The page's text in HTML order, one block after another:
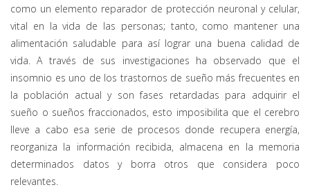
como un elemento reparador de protección neuronal y celular,
vital en la vida de las personas; tanto, como mantener una
alimentación saludable para así lograr una buena calidad de
vida. A través de sus investigaciones ha observado que el
insomnio es uno de los trastornos de sueño más frecuentes en
la población actual y son fases retardadas para adquirir el
sueño o sueños fraccionados, esto imposibilita que el cerebro
lleve a cabo esa serie de procesos donde recupera energía,
reorganiza la información recibida, almacena en la memoria
determinados datos y borra otros que considera poco
relevantes.